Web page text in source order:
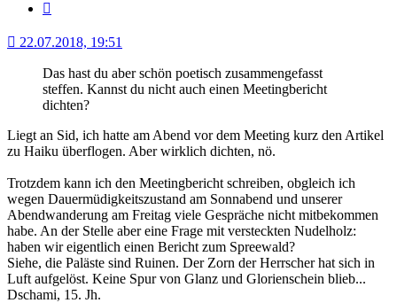
22.07.2018, 19:51
Das hast du aber schön poetisch zusammengefasst
steffen. Kannst du nicht auch einen Meetingbericht
dichten?
Liegt an Sid, ich hatte am Abend vor dem Meeting kurz den Artikel
zu Haiku überflogen. Aber wirklich dichten, nö.
Trotzdem kann ich den Meetingbericht schreiben, obgleich ich
wegen Dauermüdigkeitszustand am Sonnabend und unserer
Abendwanderung am Freitag viele Gespräche nicht mitbekommen
habe. An der Stelle aber eine Frage mit versteckten Nudelholz:
haben wir eigentlich einen Bericht zum Spreewald?
Siehe, die Paläste sind Ruinen. Der Zorn der Herrscher hat sich in
Luft aufgelöst. Keine Spur von Glanz und Glorienschein blieb...
Dschami, 15. Jh.